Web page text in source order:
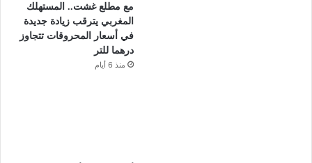
مع مطلع غشت.. المستهلك
المغربي يترقب زيادة جديدة
في أسعار المحروقات تتجاوز
درهما للتر
منذ 6 أيام